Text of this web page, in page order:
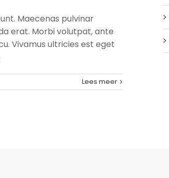
Maecenas pulvinar
erat. Morbi volutpat, ante
Vivamus ultricies est eget
Lees meer